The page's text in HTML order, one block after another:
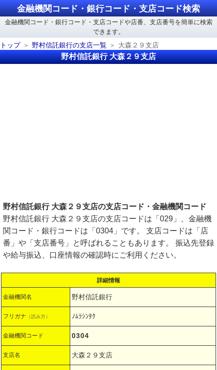
金融機関コード・銀行コード・支店コード検索
金融機関コード・銀行コード・支店コードや店番、支店番号を簡単に検索
できます。
トップ
野村信託銀行の支店一覧 大森２９支店
野村信託銀行 大森２９支店
野村信託銀行 大森２９支店の支店コード・金融機関コード
野村信託銀行 大森２９支店の支店コードは「029」、金融機
関コード・銀行コードは「0304」です。 支店コードは「店
番」や「支店番号」と呼ばれることもあります。 振込先登録
や給与振込、口座情報の確認時にご利用ください。
詳細情報
金融機関名 野村信託銀行
フリガナ （読み方） ﾉﾑﾗｼﾝﾀｸ
金融機関コード 0304
支店名 大森２９支店